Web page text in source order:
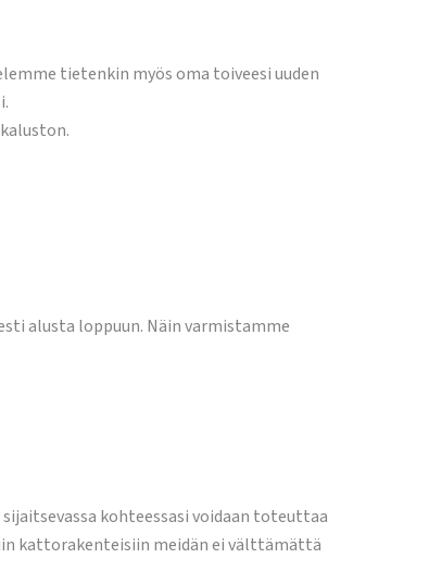
tietenkin myös oma toiveesi uuden
alusta loppuun. Näin varmistamme
kohteessasi voidaan toteuttaa
kattorakenteisiin meidän ei välttämättä